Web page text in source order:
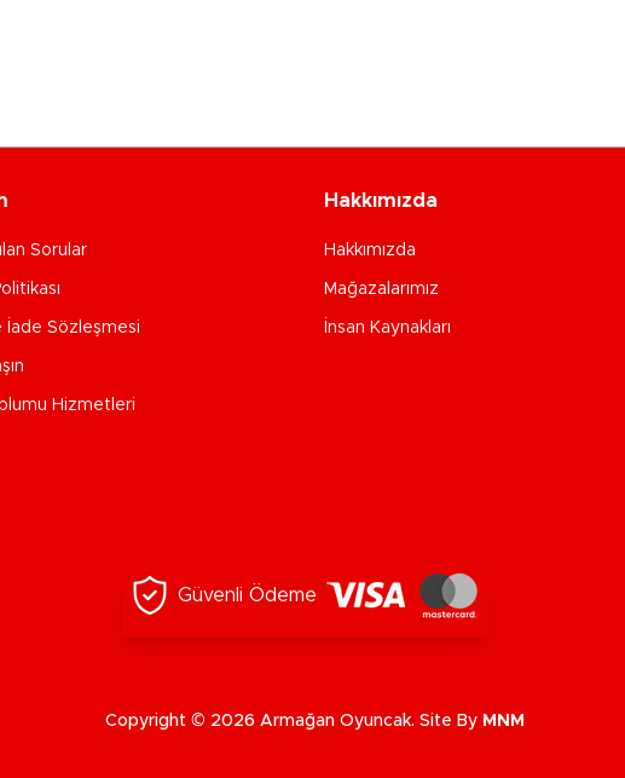
Sorular
İade Sözleşmesi
Hizmetleri
Hakkımızda
Hakkımızda
Mağazalarımız
İnsan Kaynakları
Güvenli Ödeme
Copyright © 2026 Armağan Oyuncak. Site By MNM